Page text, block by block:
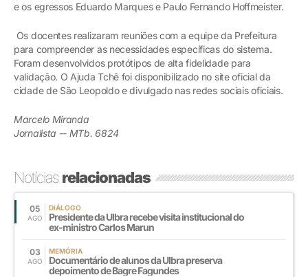
e os egressos Eduardo Marques e Paulo Fernando Hoffmeister.
Os docentes realizaram reuniões com a equipe da Prefeitura
para compreender as necessidades específicas do sistema.
Foram desenvolvidos protótipos de alta fidelidade para
validação. O Ajuda Tchê foi disponibilizado no site oficial da
cidade de São Leopoldo e divulgado nas redes sociais oficiais.
Marcelo Miranda
Jornalista -- MTb. 6824
Notíciasrelacionadas
05
AGO
DIÁLOGO
Presidente da Ulbra recebe visita institucional do
ex-ministro Carlos Marun
03
AGO
MEMÓRIA
Documentário de alunos da Ulbra preserva
depoimento de Bagre Fagundes